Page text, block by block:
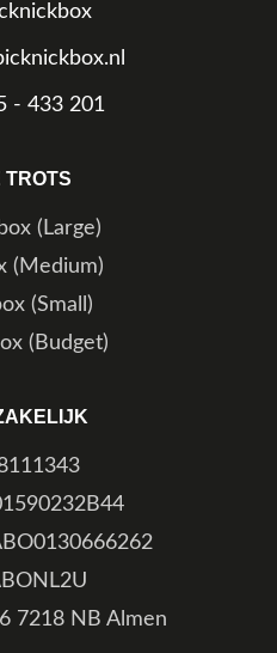
- 433 201
TROTS
(Large)
(Medium)
(Small)
(Budget)
7218 NB Almen